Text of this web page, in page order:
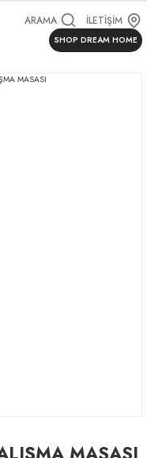
ARAMA İLETİŞİM
SHOP DREAM HOME